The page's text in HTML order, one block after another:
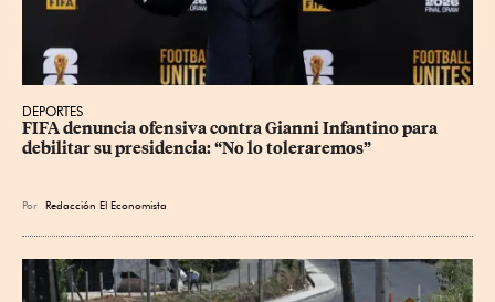
DEPORTES
FIFA denuncia ofensiva contra Gianni Infantino para
debilitar su presidencia: “No lo toleraremos”
Por Redacción El Economista